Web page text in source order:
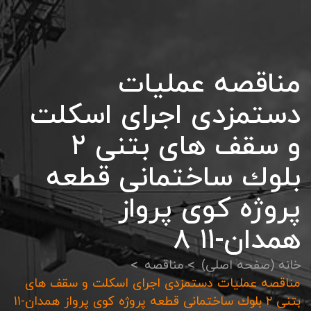
مناقصه عمليات
دستمزدی اجرای اسكلت
و سقف های بتنی ٢
بلوك ساختمانی قطعه
پروژه كوی پرواز
همدان-١١ ٨
خانه (صفحه اصلی)
مناقصه
مناقصه عمليات دستمزدی اجرای اسكلت و سقف های
بتنی ٢ بلوك ساختمانی قطعه پروژه كوی پرواز همدان-١١